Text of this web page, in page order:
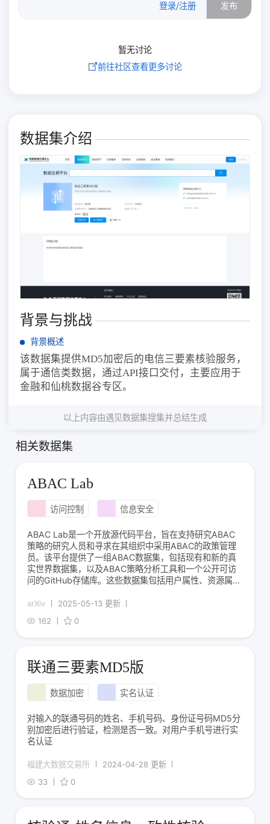
登录/注册 发布
暂无讨论
前往社区查看更多讨论
数据集介绍
背景与挑战
背景概述
该数据集提供MD5加密后的电信三要素核验服务，
属于通信类数据，通过API接口交付，主要应用于
金融和仙桃数据谷专区。
以上内容由遇见数据集搜集并总结生成
相关数据集
ABAC Lab
访问控制 信息安全
ABAC Lab是一个开放源代码平台，旨在支持研究ABAC
策略的研究人员和寻求在其组织中采用ABAC的政策管理
员。该平台提供了一组ABAC数据集，包括现有和新的真
实世界数据集，以及ABAC策略分析工具和一个公开可访
问的GitHub存储库。这些数据集包括用户属性、资源属性
试和比较。此外，该平台还提供了用于可视化、调试和测
试的工具，帮助研究人员探索AB
arXiv
2025-05-13 更新
162
0
联通三要素MD5版
数据加密 实名认证
对输入的联通号码的姓名、手机号码、身份证号码MD5分
别加密后进行验证，检测是否一致。对用户手机号进行实
名认证
福建大数据交易所
2024-04-28 更新
33
0